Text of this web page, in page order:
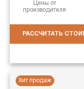
Цены от
производителя
РАССЧИТАТЬ
Хит продаж